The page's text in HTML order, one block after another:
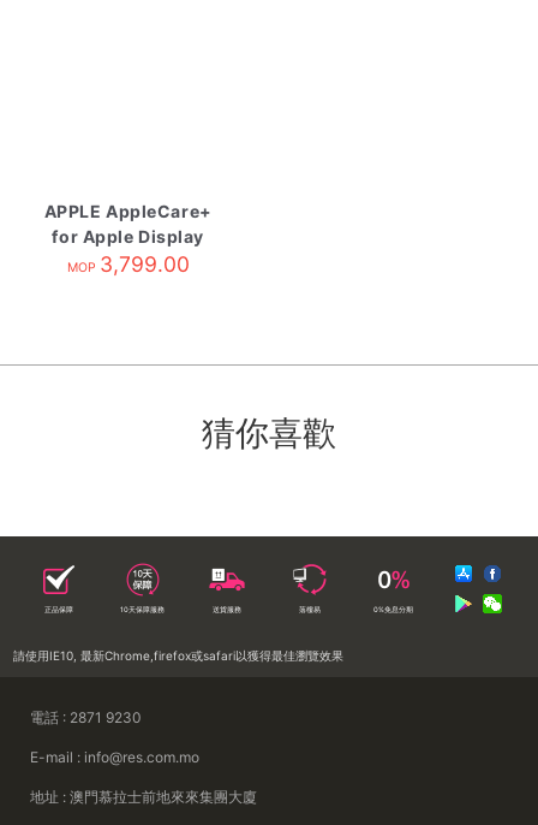
APPLE AppleCare+
for Apple Display
MOP 3,799.00
猜你喜歡
正品保障 10天保障服務 送貨服務 落樓易 0%免息分期
請使用IE10, 最新Chrome,firefox或safari以獲得最佳瀏覽效果
電話 : 2871 9230
E-mail : info@res.com.mo
地址 : 澳門慕拉士前地來來集團大廈